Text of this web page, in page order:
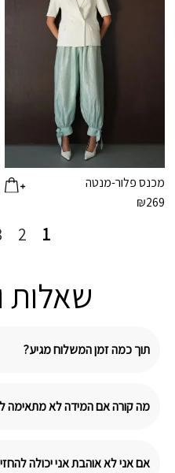
מכנס פלור-מנטה
₪269
1
2
שאלות
תוך כמה זמן המשלוח מגיע?
מה קורה אם המידה לא מתאימה
אם אני לא אוהבת אני יכולה